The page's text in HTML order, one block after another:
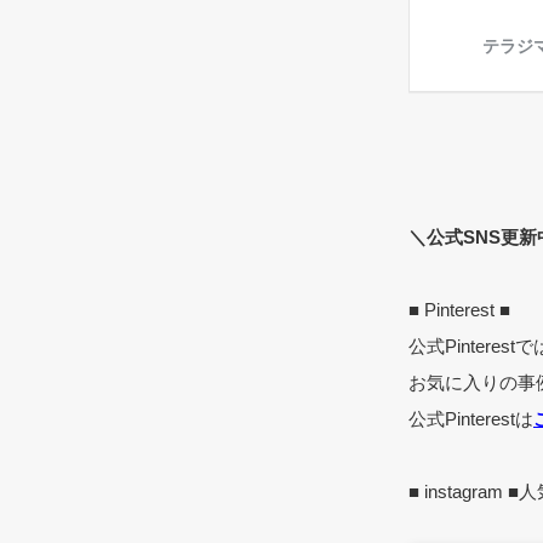
＼公式SNS更新
■ Pinterest ■
公式Pinterestで
お気に入りの事
公式Pinterestは
■ instagram ■